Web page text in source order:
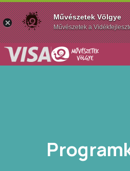
Művészetek Völgye
Művészetek a